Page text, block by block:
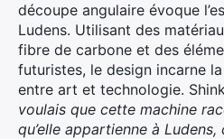
découpe angulaire évoque
Ludens. Utilisant des
fibre de carbone et des
futuristes, le design incarne
entre art et technologie.
voulais que cette machine
qu’elle appartienne à